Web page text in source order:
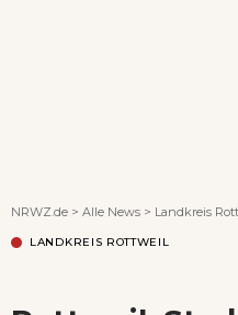
NRWZ.de > Alle News > Landkreis
LANDKREIS ROTTWEIL